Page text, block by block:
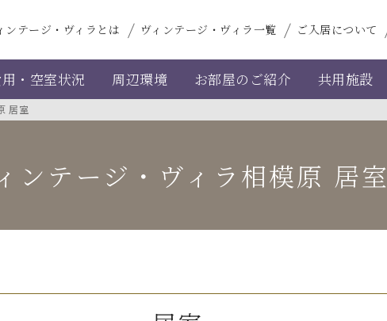
ンテージ・ヴィラとは ヴィンテージ・ヴィラ一覧 ご入居について
・空室状況 周辺環境 お部屋のご紹介 共用施設
居室
ンテージ・ヴィラ相模原 居室